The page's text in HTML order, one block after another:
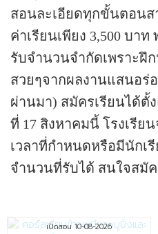
สอนละเอียดทุกขั้นตอนส
ค่าเรียนเพียง 3,500 บา
รับจำนวนจำกัดเพราะฝึ
สวยๆจากผลงานแสนอร่
ผ่านมา) สมัครเรียนได้ตั้
ที่ 17 สิงหาคมนี้ โรงเรีย
เวลาที่กำหนดหรือมีนักเ
จำนวนที่รับได้ สนใจสมัค
เปิดสอน 10-08-2026